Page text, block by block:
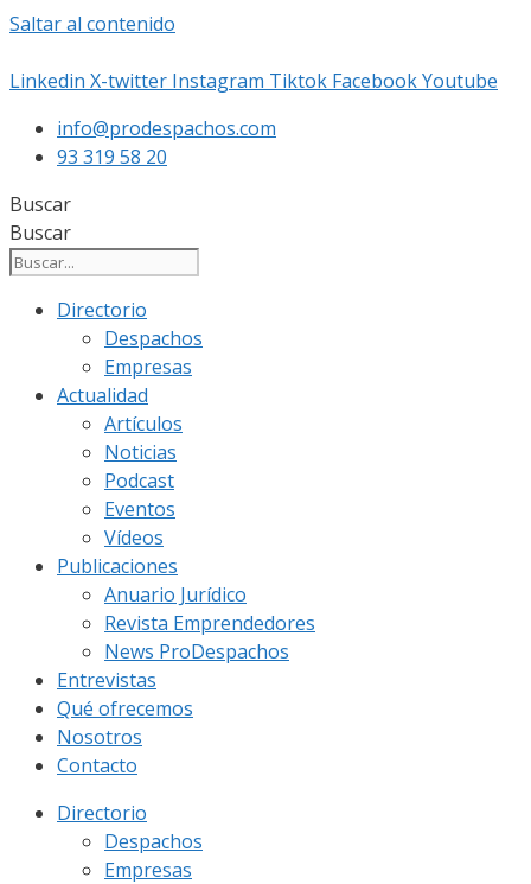
Saltar al contenido
Linkedin X-twitter Instagram Tiktok FacebookYoutube
info@prodespachos.com
93 319 58 20
Buscar
Buscar
Directorio
Despachos
Empresas
Actualidad
Artículos
Noticias
Podcast
Eventos
Vídeos
Publicaciones
Anuario Jurídico
Revista Emprendedores
News ProDespachos
Entrevistas
Qué ofrecemos
Nosotros
Contacto
Directorio
Despachos
Empresas